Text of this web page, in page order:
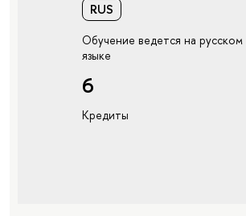
RUS
Обучение ведется на русском
языке
6
Кредиты